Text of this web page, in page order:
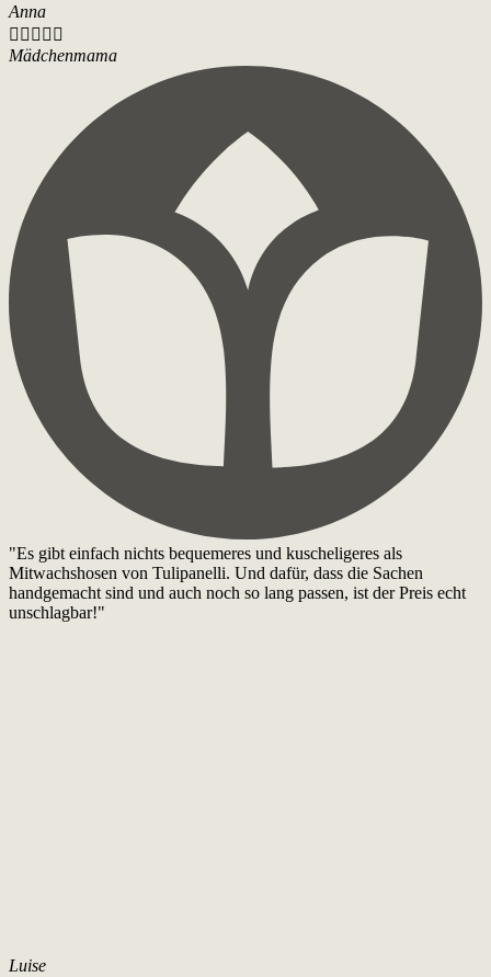
Anna
    
Mädchenmama
"Es gibt einfach nichts bequemeres und kuscheligeres als
Mitwachshosen von Tulipanelli. Und dafür, dass die Sachen
handgemacht sind und auch noch so lang passen, ist der Preis echt
unschlagbar!"
Luise